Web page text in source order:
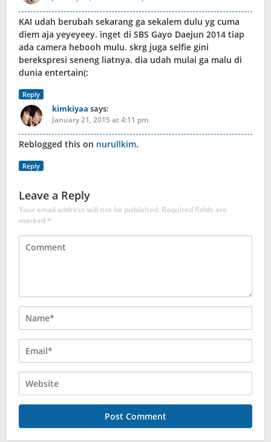
KAI udah berubah sekarang ga sekalem dulu yg cuma
diem aja yeyeyeey. inget di SBS Gayo Daejun 2014 tiap
ada camera hebooh mulu. skrg juga selfie gini
berekspresi seneng liatnya. dia udah mulai ga malu di
dunia entertain(:
Reply
kimkiyaa says:
January 21, 2015 at 4:11 pm
Reblogged this on nurullkim.
Reply
Leave a Reply
Your email address will not be published. Required fields are
marked*